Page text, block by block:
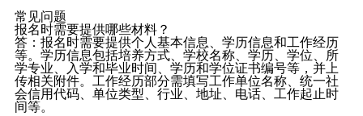
常见问题
报名时需要提供哪些材料？
答：报名时需要提供个人基本信息、学历信息和工作经历
等。学历信息包括培养方式、学校名称、学历、学位、所
学专业、入学和毕业时间、学历和学位证书编号等，并上
传相关附件。工作经历部分需填写工作单位名称、统一社
会信用代码、单位类型、行业、地址、电话、工作起止时
间等。